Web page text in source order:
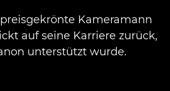
Kameramann
auf seine Karriere zurück,
unterstützt wurde.